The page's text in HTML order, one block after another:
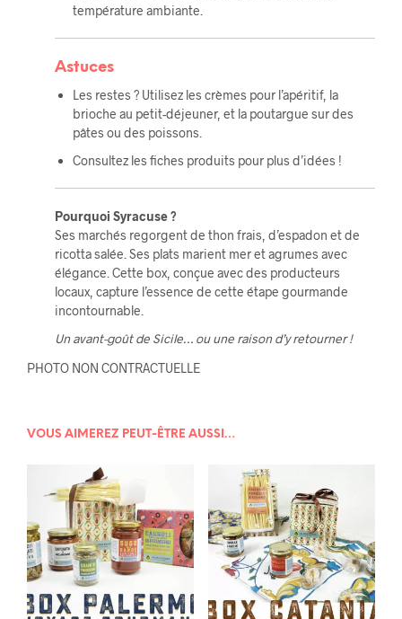
température ambiante.
Astuces
Les restes ? Utilisez les crèmes pour l’apéritif, la
brioche au petit-déjeuner, et la poutargue sur des
pâtes ou des poissons.
Consultez les fiches produits pour plus d’idées !
Pourquoi Syracuse ?
Ses marchés regorgent de thon frais, d’espadon et de
ricotta salée. Ses plats marient mer et agrumes avec
élégance. Cette box, conçue avec des producteurs
locaux, capture l’essence de cette étape gourmande
incontournable.
Un avant-goût de Sicile… ou une raison d’y retourner !
PHOTO NON CONTRACTUELLE
VOUS AIMEREZ PEUT-ÊTRE AUSSI…